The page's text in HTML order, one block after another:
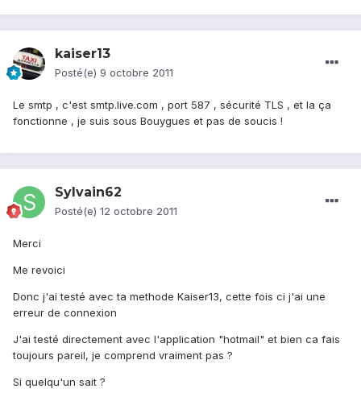
kaiser13
Posté(e) 9 octobre 2011
Le smtp , c'est smtp.live.com , port 587 , sécurité TLS , et la ça
fonctionne , je suis sous Bouygues et pas de soucis !
Sylvain62
Posté(e) 12 octobre 2011
Merci
Me revoici
Donc j'ai testé avec ta methode Kaiser13, cette fois ci j'ai une
erreur de connexion
J'ai testé directement avec l'application "hotmail" et bien ca fais
toujours pareil, je comprend vraiment pas ?
Si quelqu'un sait ?